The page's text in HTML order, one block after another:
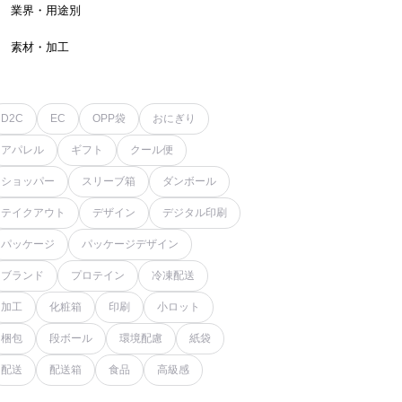
業界・用途別
素材・加工
D2C EC OPP袋 おにぎり
アパレル ギフト クール便
ショッパー スリーブ箱 ダンボール
テイクアウト デザイン デジタル印刷
パッケージ パッケージデザイン
ブランド プロテイン 冷凍配送
加工 化粧箱 印刷 小ロット
梱包 段ボール 環境配慮 紙袋
配送 配送箱 食品 高級感